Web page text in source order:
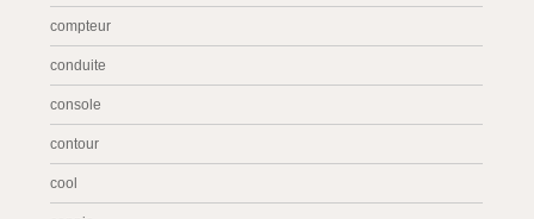
compteur
conduite
console
contour
cool